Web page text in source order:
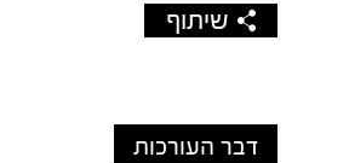
שיתוף
דבר העורכות